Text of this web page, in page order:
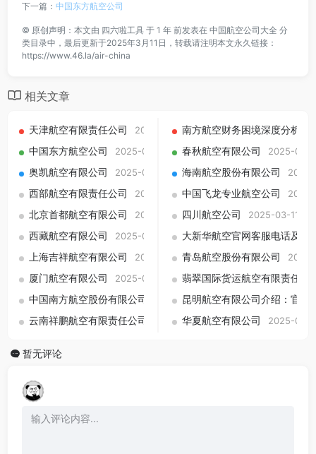
下一篇： 中国东方航空公司
© 原创声明：本文由 四六啦工具 于 1 年 前发表在 中国航空公司大全 分
类目录中，最后更新于2025年3月11日，转载请注明本文永久链接：
https://www.46.la/air-china
相关文章
天津航空有限责任公司 2025-03-11南方航空财务困境深度分析：
中国东方航空公司
2025-03-11 春秋航空有限公司 2025-03-
奥凯航空有限公司 2025-03-11 海南航空股份有限公司 2025-
西部航空有限责任公司 2025-03-11中国飞龙专业航空公司 2025-
北京首都航空有限公司 2025-03-11四川航空公司 2025-03-11
西藏航空有限公司 2025-03-11
大新华航空官网客服电话及
上海吉祥航空有限公司
2025-03-11青岛航空股份有限公司 2025-
厦门航空有限公司 2025-03-11
翡翠国际货运航空有限责任公
中国南方航空股份有限公司
2025-03-11昆明航空有限公司介绍：官网
云南祥鹏航空有限责任公司
2025-03-11华夏航空有限公司 2025-03-
暂无评论